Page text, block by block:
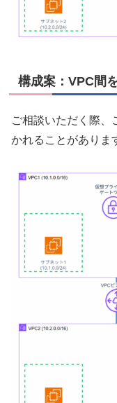
構成案：VPC間
ご相談いただく際、
かれることがありま